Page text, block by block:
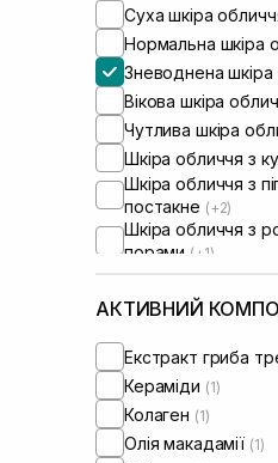
Суха шкіра
Нормальна шкіра
Зневоднена шкіра
Вікова шкіра
Чутлива шкіра
Шкіра обличчя з
Шкіра обличчя з
постакне (+2)
Шкіра обличчя з
порами (+1)
Шкіра обличчя з
барʼєром (+2)
Шкіра обличчя з
АКТИВНИЙ
Екстракт гриба
Кераміди (1)
Колаген (1)
Олія макадамії (1)